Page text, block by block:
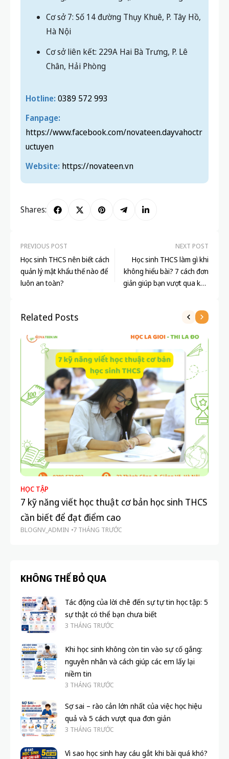
Cơ sở 7: Số 14 đường Thụy Khuê, P. Tây Hồ,
Hà Nội
Cơ sở liên kết: 229A Hai Bà Trưng, P. Lê
Chân, Hải Phòng
Hotline: 0389 572 993
Fanpage:
https://www.facebook.com/novateen.dayvahoctr
uctuyen
Website: https://novateen.vn
Shares:
PREVIOUS POST
Học sinh THCS nên biết cách
quản lý mật khẩu thế nào để
luôn an toàn?
NEXT POST
Học sinh THCS làm gì khi
không hiểu bài? 7 cách đơn
giản giúp bạn vượt qua khó
Related Posts
HỌC TẬP
7 kỹ năng viết học thuật cơ bản học sinh THCS
cần biết để đạt điểm cao
BLOGNV_ADMIN 7 THÁNG TRƯỚC
KHÔNG THỂ BỎ QUA
Tác động của lời chê đến sự tự tin học tập: 5
sự thật có thể bạn chưa biết
3 THÁNG TRƯỚC
Khi học sinh không còn tin vào sự cố gắng:
nguyên nhân và cách giúp các em lấy lại
niềm tin
3 THÁNG TRƯỚC
Sợ sai – rào cản lớn nhất của việc học hiệu
quả và 5 cách vượt qua đơn giản
3 THÁNG TRƯỚC
Vì sao học sinh hay cáu gắt khi bài quá khó?